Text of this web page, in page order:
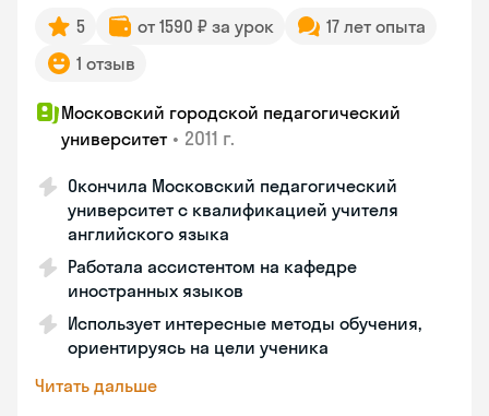
5 от 1590 ₽ за урок
17 лет опыта
1 отзыв
Московский городской педагогический
университет • 2011 г.
Окончила Московский педагогический
университет с квалификацией учителя
английского языка
Работала ассистентом на кафедре
иностранных языков
Использует интересные методы обучения,
ориентируясь на цели ученика
Читать дальше